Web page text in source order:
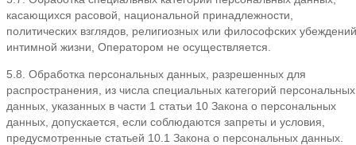
касающихся расовой, национальной принадлежности,
политических взглядов, религиозных или философских
интимной жизни, Оператором не осуществляется.
5.8. Обработка персональных данных, разрешенных для
распространения, из числа специальных категорий персональных
данных, указанных в части 1 статьи 10 Закона о персональных
данных, допускается, если соблюдаются запреты и условия,
предусмотренные статьей 10.1 Закона о персональных данных.